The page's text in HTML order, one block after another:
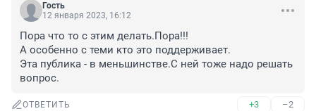
Гость
12 января 2023, 16:12
Пора что то с этим делать.Пора!!!
А особенно с теми кто это поддерживает.
Эта публика - в меньшинстве.С ней тоже надо решать
вопрос.
ОТВЕТИТЬ +3 –2